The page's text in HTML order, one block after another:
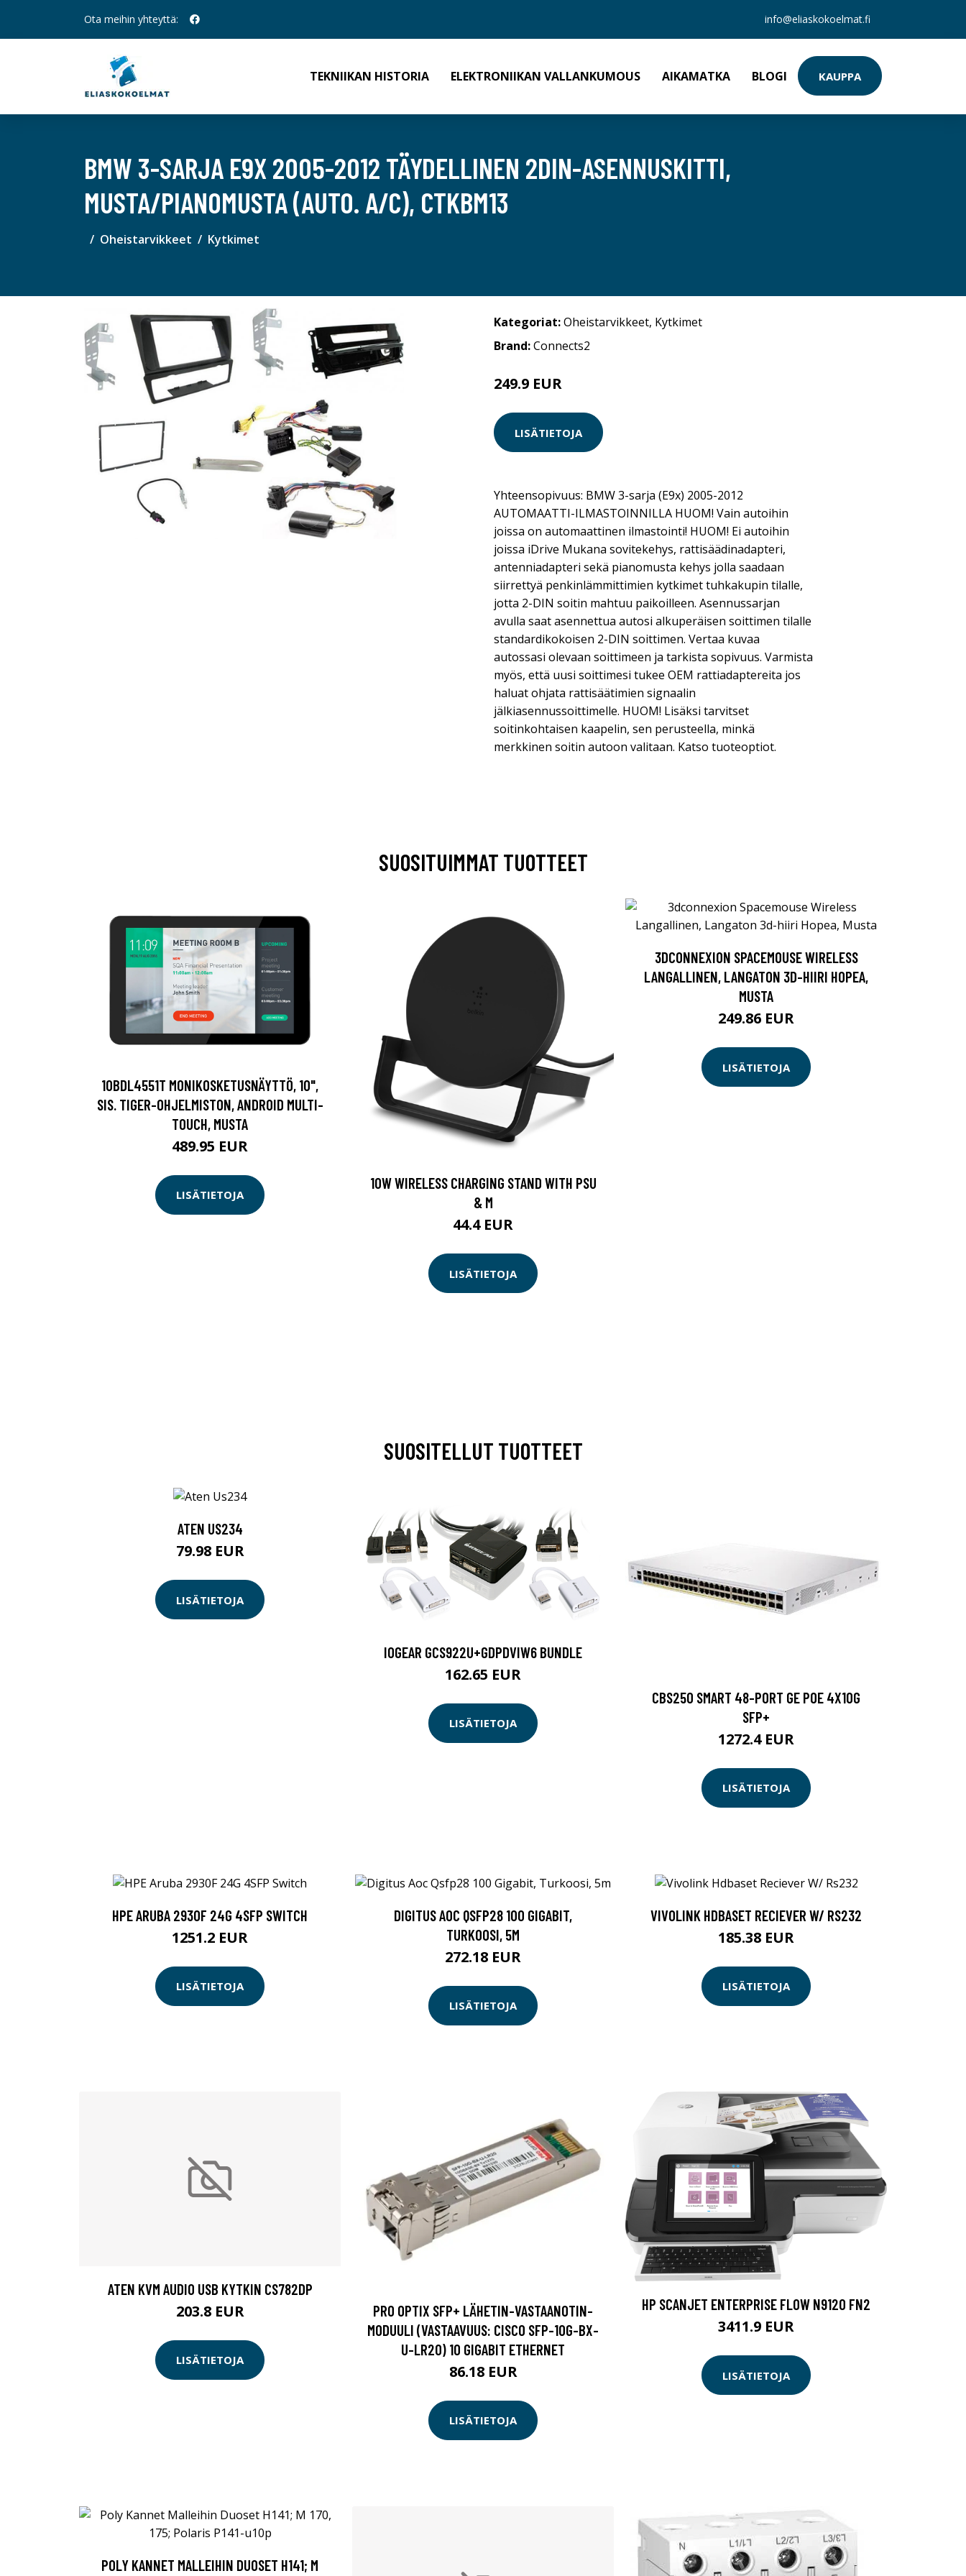
Ota meihin yhteyttä: info@eliaskokoelmat.fi
TEKNIIKAN HISTORIA ELEKTRONIIKAN VALLANKUMOUS AIKAMATKA BLOGI KAUPPA
BMW 3-SARJA E9X 2005-2012 TÄYDELLINEN 2DIN-ASENNUSKITTI,
MUSTA/PIANOMUSTA (AUTO. A/C), CTKBM13
Oheistarvikkeet Kytkimet
Kategoriat:Oheistarvikkeet, Kytkimet
Brand:Connects2
249.9 EUR
LISÄTIETOJA
Yhteensopivuus: BMW 3-sarja (E9x) 2005-2012
AUTOMAATTI-ILMASTOINNILLA HUOM! Vain autoihin
joissa on automaattinen ilmastointi! HUOM! Ei autoihin
joissa iDrive Mukana sovitekehys, rattisäädinadapteri,
antenniadapteri sekä pianomusta kehys jolla saadaan
siirrettyä penkinlämmittimien kytkimet tuhkakupin tilalle,
jotta 2-DIN soitin mahtuu paikoilleen. Asennussarjan
avulla saat asennettua autosi alkuperäisen soittimen tilalle
standardikokoisen 2-DIN soittimen. Vertaa kuvaa
autossasi olevaan soittimeen ja tarkista sopivuus. Varmista
myös, että uusi soittimesi tukee OEM rattiadaptereita jos
haluat ohjata rattisäätimien signaalin
jälkiasennussoittimelle. HUOM! Lisäksi tarvitset
soitinkohtaisen kaapelin, sen perusteella, minkä
merkkinen soitin autoon valitaan. Katso tuoteoptiot.
SUOSITUIMMAT TUOTTEET
10BDL4551T MONIKOSKETUSNÄYTTÖ, 10",
SIS. TIGER-OHJELMISTON, ANDROID MULTI-
TOUCH, MUSTA
489.95 EUR
LISÄTIETOJA
10W WIRELESS CHARGING STAND WITH PSU
& M
44.4 EUR
LISÄTIETOJA
3DCONNEXION SPACEMOUSE WIRELESS
LANGALLINEN, LANGATON 3D-HIIRI HOPEA,
MUSTA
249.86 EUR
LISÄTIETOJA
SUOSITELLUT TUOTTEET
ATEN US234
79.98 EUR
LISÄTIETOJA
IOGEAR GCS922U+GDPDVIW6 BUNDLE
162.65 EUR
LISÄTIETOJA
CBS250 SMART 48-PORT GE POE 4X10G
SFP+
1272.4 EUR
LISÄTIETOJA
HPE ARUBA 2930F 24G 4SFP SWITCH
1251.2 EUR
LISÄTIETOJA
DIGITUS AOC QSFP28 100 GIGABIT,
TURKOOSI, 5M
272.18 EUR
LISÄTIETOJA
VIVOLINK HDBASET RECIEVER W/ RS232
185.38 EUR
LISÄTIETOJA
ATEN KVM AUDIO USB KYTKIN CS782DP
203.8 EUR
LISÄTIETOJA
PRO OPTIX SFP+ LÄHETIN-VASTAANOTIN-
MODUULI (VASTAAVUUS: CISCO SFP-10G-BX-
U-LR20) 10 GIGABIT ETHERNET
86.18 EUR
LISÄTIETOJA
HP SCANJET ENTERPRISE FLOW N9120 FN2
3411.9 EUR
LISÄTIETOJA
POLY KANNET MALLEIHIN DUOSET H141; M